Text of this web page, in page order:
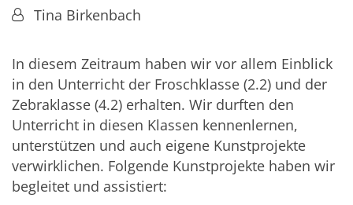
Von:Tina Birkenbach
In diesem Zeitraum haben wir vor allem Einblick
in den Unterricht der Froschklasse (2.2) und der
Zebraklasse (4.2) erhalten. Wir durften den
Unterricht in diesen Klassen kennenlernen,
unterstützen und auch eigene Kunstprojekte
verwirklichen. Folgende Kunstprojekte haben wir
begleitet und assistiert: